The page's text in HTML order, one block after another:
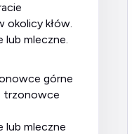
kłów.
lub mleczne.
trzonowce